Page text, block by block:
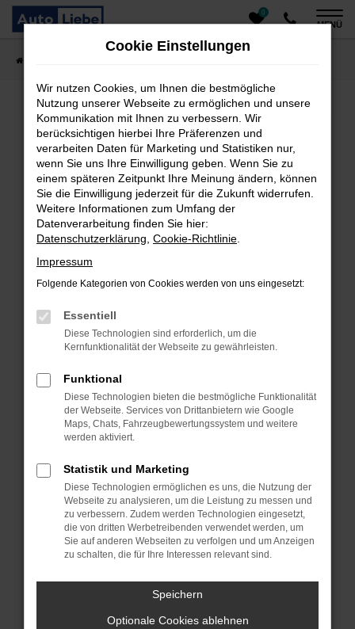
Zum
Hauptinhalt
0
MENÜ
Fehler: Network Error
Beim Laden ist ein Fehler aufgetreten.
Hier sind ein paar Tipps, die dir helfen können:
Überprüfe deine Firewall und deine
Internetverbindung.
Laden andere Webseiten, zum Beispiel deine
Suchmaschine?
Prüfe deine Browsererweiterungen.
das Laden bestimmter Seiten verhindern.
Funktioniert die Seite in einem anderen Browser
oder in einem privaten Fenster?
Das kann manchmal helfen, vorübergehende
Probleme zu beheben.
Stelle sicher, dass dein Browser und dein
Betriebssystem auf dem neuesten Stand sind.
Sicherheitsrisiko, sondern kann auch dazu führen,
dass bestimmte Funktionen nicht mehr
unterstützt werden.
Wende dich an den Webseitenbetreiber.
Wenn du alle oben genannten Schritte versucht
hast, kontaktiere uns bitte. Wir werden versuchen,
das Problem zu beheben. Du kannst uns diesen
Text schicken, um uns bei der Fehlersuche zu
unterstützen:
Cookie Einstellungen
Wir nutzen Cookies, um Ihnen die bestmögliche
Nutzung unserer Webseite zu ermöglichen und unsere
Kommunikation mit Ihnen zu verbessern. Wir
berücksichtigen hierbei Ihre Präferenzen und
verarbeiten Daten für Marketing und Statistiken nur,
wenn Sie uns Ihre Einwilligung geben. Wenn Sie zu
einem späteren Zeitpunkt Ihre Meinung ändern, können
Sie die Einwilligung jederzeit für die Zukunft widerrufen.
Weitere Informationen zum Umfang der
Datenverarbeitung finden Sie hier:
Datenschutzerklärung Cookie-Richtlinie
Impressum
Folgende Kategorien von Cookies werden von uns eingesetzt:
Essentiell
Diese Technologien sind erforderlich, um die
Kernfunktionalität der Webseite zu gewährleisten.
Funktional
Diese Technologien bieten die bestmögliche Funktionalität
der Webseite. Services von Drittanbietern wie Google
Maps, Chats, Fahrzeugbewertungssystem und weitere
werden aktiviert.
Statistik und Marketing
Diese Technologien ermöglichen es uns, die Nutzung der
Webseite zu analysieren, um die Leistung zu messen und
zu verbessern. Zudem werden Technologien eingesetzt,
die von dritten Werbetreibenden verwendet werden, um
Sie auf anderen Webseiten zu verfolgen und um Anzeigen
zu schalten, die für Ihre Interessen relevant sind.
Speichern
Optionale Cookies ablehnen